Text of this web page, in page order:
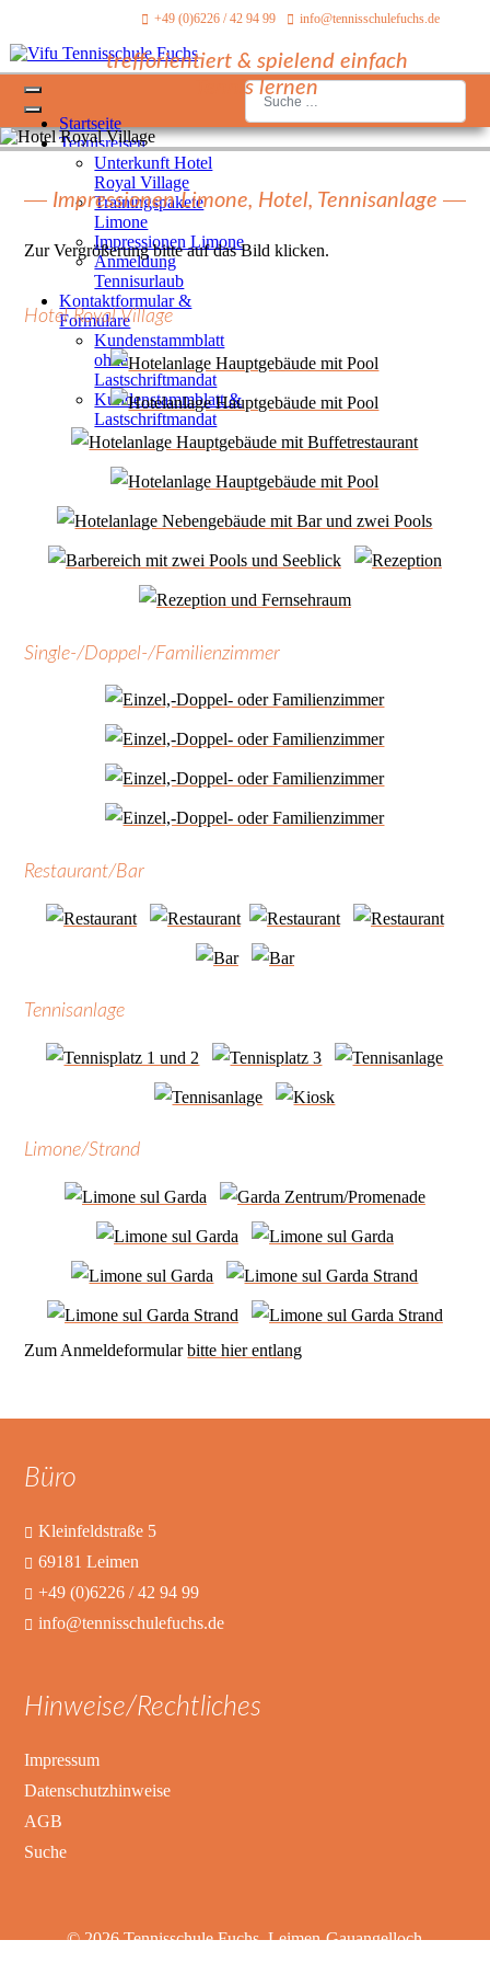
+49 (0)6226 / 42 94 99 info@tennisschulefuchs.de
trefforientiert & spielend einfach
Tennis lernen
Startseite
Tennisreisen
Unterkunft Hotel
Royal Village
Trainingspakete
Limone
Impressionen Limone
Anmeldung
Tennisurlaub
Kontaktformular &
Formulare
Kundenstammblatt
ohne
Lastschriftmandat
Kundenstammblatt &
Lastschriftmandat
Suchen
Impressionen Limone, Hotel, Tennisanlage
Zur Vergrößerung bitte auf das Bild klicken.
Hotel Royal Village
Single-/Doppel-/Familienzimmer
Restaurant/Bar
Tennisanlage
Limone/Strand
Zum Anmeldeformularbitte hier entlang
Büro
Kleinfeldstraße 5
69181 Leimen
+49 (0)6226 / 42 94 99
info@tennisschulefuchs.de
Hinweise/Rechtliches
Impressum
Datenschutzhinweise
AGB
Suche
© 2026 Tennisschule Fuchs, Leimen-Gauangelloch